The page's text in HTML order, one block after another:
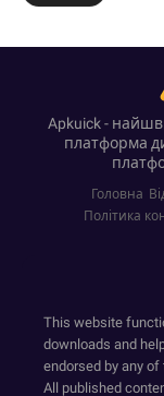
Apkuick -
платформа
Головна
Політика
This website
downloads and
endorsed by any
All published